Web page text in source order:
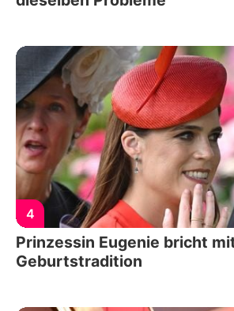
4
Prinzessin Eugenie bricht
Geburtstradition